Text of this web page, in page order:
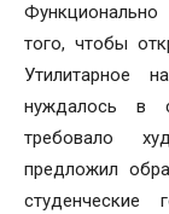
того, чтобы
Утилитарное
нуждалось в
требовало
предложил